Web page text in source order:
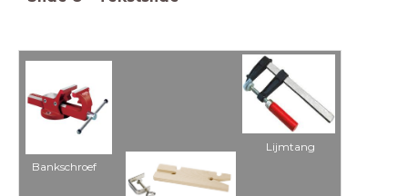
Bankschroef
Lijmtang